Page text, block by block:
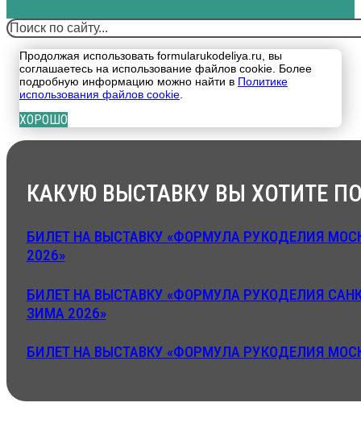
Поиск
Продолжая использовать formularukodeliya.ru, вы
соглашаетесь на использование файлов cookie. Более
подробную информацию можно найти в Политике
использования файлов cookie.
ХОРОШО
КАКУЮ ВЫСТАВКУ ВЫ ХОТИТЕ
БИЛЕТ НА ВЫСТАВКУ «ФОРМУЛА РУКОДЕЛИЯ
2026»
БИЛЕТ НА ВЫСТАВКУ «ФОРМУЛА РУКОДЕЛИЯ
ЗИМА 2026»
БИЛЕТ НА ВЫСТАВКУ «ФОРМУЛА РУКОДЕЛИЯ